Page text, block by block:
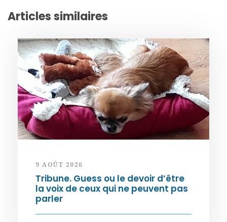
Articles similaires
9 AOÛT 2026
Tribune. Guess ou le devoir d’être
la voix de ceux qui ne peuvent pas
parler